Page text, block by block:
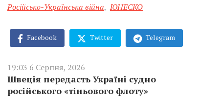
Російсько-Українська війна, ЮНЕСКО
Facebook Twitter Telegram
19:03 6 Серпня, 2026
Швеція передасть Україні судно
російського «тіньового флоту»